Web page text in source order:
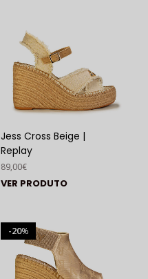
Jess Cross Beige |
Replay
89,00€
VER PRODUTO
%
20